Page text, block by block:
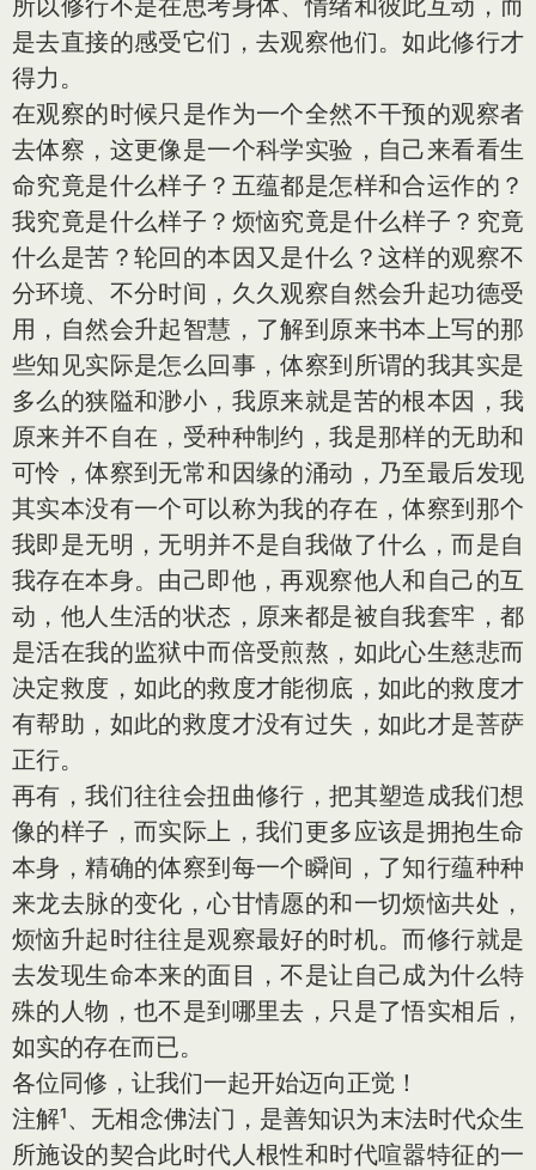
所以修行不是在思考身体、情绪和彼此互动，而
是去直接的感受它们，去观察他们。如此修行才
得力。
在观察的时候只是作为一个全然不干预的观察者
去体察，这更像是一个科学实验，自己来看看生
命究竟是什么样子？五蕴都是怎样和合运作的？
我究竟是什么样子？烦恼究竟是什么样子？究竟
什么是苦？轮回的本因又是什么？这样的观察不
分环境、不分时间，久久观察自然会升起功德受
用，自然会升起智慧，了解到原来书本上写的那
些知见实际是怎么回事，体察到所谓的我其实是
多么的狭隘和渺小，我原来就是苦的根本因，我
原来并不自在，受种种制约，我是那样的无助和
可怜，体察到无常和因缘的涌动，乃至最后发现
其实本没有一个可以称为我的存在，体察到那个
我即是无明，无明并不是自我做了什么，而是自
我存在本身。由己即他，再观察他人和自己的互
动，他人生活的状态，原来都是被自我套牢，都
是活在我的监狱中而倍受煎熬，如此心生慈悲而
决定救度，如此的救度才能彻底，如此的救度才
有帮助，如此的救度才没有过失，如此才是菩萨
正行。
再有，我们往往会扭曲修行，把其塑造成我们想
像的样子，而实际上，我们更多应该是拥抱生命
本身，精确的体察到每一个瞬间，了知行蕴种种
来龙去脉的变化，心甘情愿的和一切烦恼共处，
烦恼升起时往往是观察最好的时机。而修行就是
去发现生命本来的面目，不是让自己成为什么特
殊的人物，也不是到哪里去，只是了悟实相后，
如实的存在而已。
各位同修，让我们一起开始迈向正觉！
注解¹、无相念佛法门，是善知识为末法时代众生
所施设的契合此时代人根性和时代喧嚣特征的一